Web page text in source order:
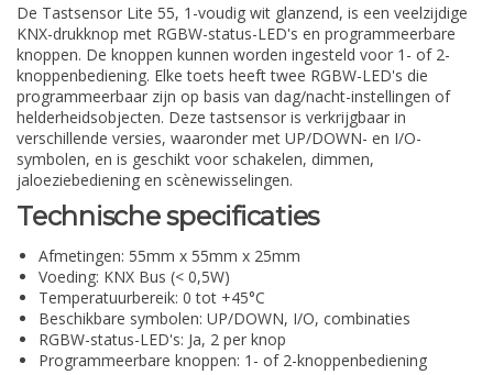
De Tastsensor Lite 55, 1-voudig wit glanzend, is een veelzijdige
KNX-drukknop met RGBW-status-LED's en programmeerbare
knoppen. De knoppen kunnen worden ingesteld voor 1- of 2-
knoppenbediening. Elke toets heeft twee RGBW-LED's die
programmeerbaar zijn op basis van dag/nacht-instellingen of
helderheidsobjecten. Deze tastsensor is verkrijgbaar in
verschillende versies, waaronder met UP/DOWN- en I/O-
symbolen, en is geschikt voor schakelen, dimmen,
jaloeziebediening en scènewisselingen.
Technische specificaties
Afmetingen: 55mm x 55mm x 25mm
Voeding: KNX Bus (< 0,5W)
Temperatuurbereik: 0 tot +45°C
Beschikbare symbolen: UP/DOWN, I/O, combinaties
RGBW-status-LED's: Ja, 2 per knop
Programmeerbare knoppen: 1- of 2-knoppenbediening